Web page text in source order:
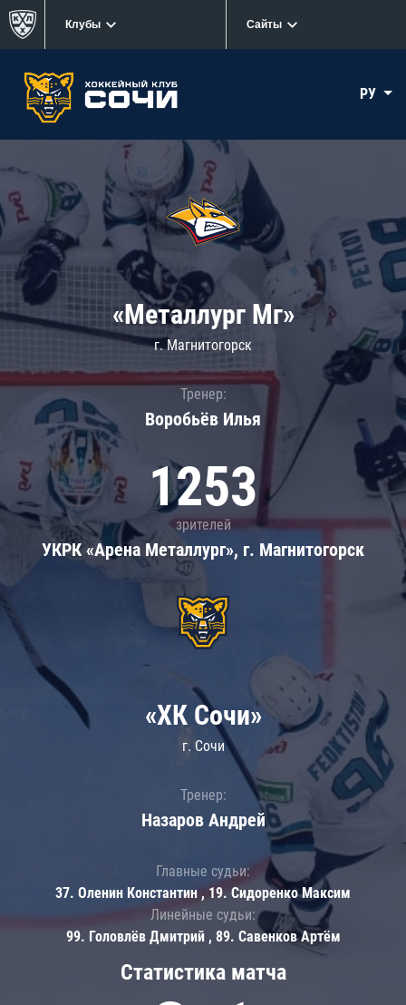
Клубы Сайты
РУ
«Металлург Мг»
г. Магнитогорск
Тренер:
Воробьёв Илья
1253
зрителей
УКРК «Арена Металлург», г. Магнитогорск
Статистика матча
«ХК Сочи»
г. Сочи
Тренер:
Назаров Андрей
Главные судьи:
37. Оленин Константин , 19. Сидоренко Максим
Линейные судьи:
99. Головлёв Дмитрий , 89. Савенков Артём